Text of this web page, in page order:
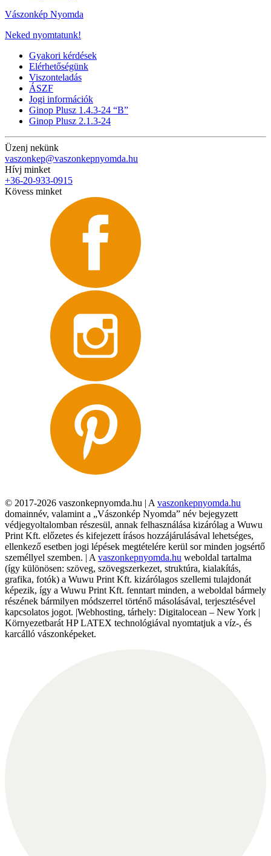
Vászonkép Nyomda
Neked nyomtatunk!
Gyakori kérdések
Elérhetőségünk
Viszonteladás
ÁSZF
Jogi információk
Ginop Plusz 1.4.3-24 “B”
Ginop Plusz 2.1.3-24
Üzenj nekünk
vaszonkep@vaszonkepnyomda.hu
Hívj minket
+36-20-933-0915
Kövess minket
© 2017-2026 vaszonkepnyomda.hu | A vaszonkepnyomda.hu
domainnév, valamint a „Vászonkép Nyomda” név bejegyzett
védjegyoltalomban részesül, annak felhasználása kizárólag a Wuwu
Print Kft. előzetes és kifejezett írásos hozzájárulásával lehetséges,
ellenkező esetben jogi lépések megtételére kerül sor minden jogsértő
személlyel szemben. | A vaszonkepnyomda.hu weboldal tartalma
(így különösen: szöveg, szövegszerkezet, struktúra, kialakítás,
grafika, fotók) a Wuwu Print Kft. kizárólagos szellemi tulajdonát
képezik, így a Wuwu Print Kft. fenntart minden, a weboldal bármely
részének bármilyen módszerrel történő másolásával, terjesztésével
kapcsolatos jogot. |Webhosting, tárhely: Digitalocean – New York |
Környezetbarát HP LATEX technológiával nyomtatjuk a víz-, és
karcálló vászonképeket.